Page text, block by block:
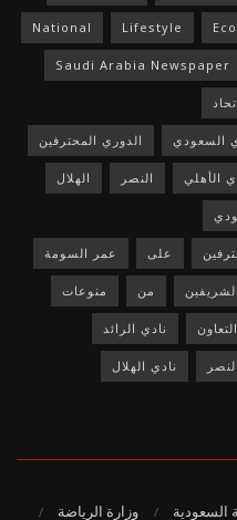
Lifestyle
National
Saudi Arabia Newspaper
السعودي الدوري المحترفين
الأهلي النصر الهلال
على عمر السومة
من منوعات
نادي الرائد
نادي الهلال
السعودية وزارة الرياضة